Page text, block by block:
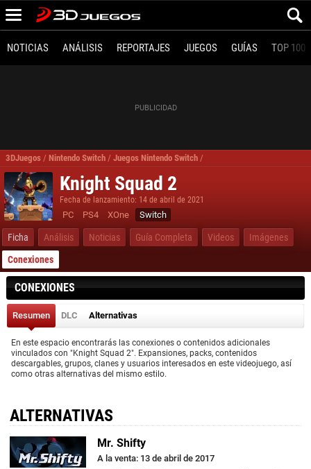
NOTICIAS ANÁLISIS REPORTAJES JUEGOS GUÍAS TOP 100
3DJuegos / Nintendo Switch / Juegos Nintendo Switch /
Knight Squad 2
Fecha de lanzamiento: 14 de abril de 2021
PC PS4 XOne Switch
Ficha Análisis Noticias Guía Completa Videos
Imágenes
Conexiones
CONEXIONES
Resumen DLC Alternativas
En este espacio encontrarás las conexiones o contenidos adicionales
vinculados con "Knight Squad 2". Expansiones, packs, contenidos
descargables, grupos, clanes y usuarios interesados en este videojuego, así
como otras alternativas del mismo estilo.
ALTERNATIVAS
Mr. Shifty
A la venta: 13 de abril de 2017